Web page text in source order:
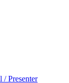
/ Presenter